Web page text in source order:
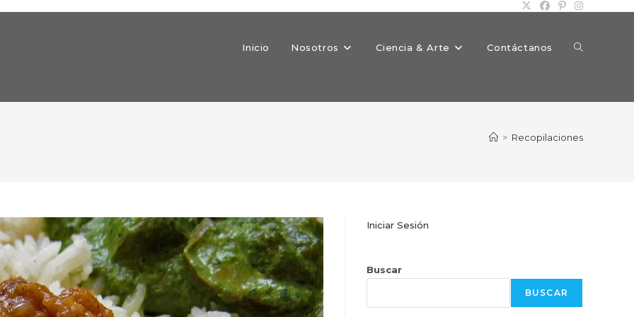
Inicio Nosotros Ciencia & Arte Contáctanos Alternar
> Recopilaciones
Iniciar Sesión
Buscar
BUSCAR